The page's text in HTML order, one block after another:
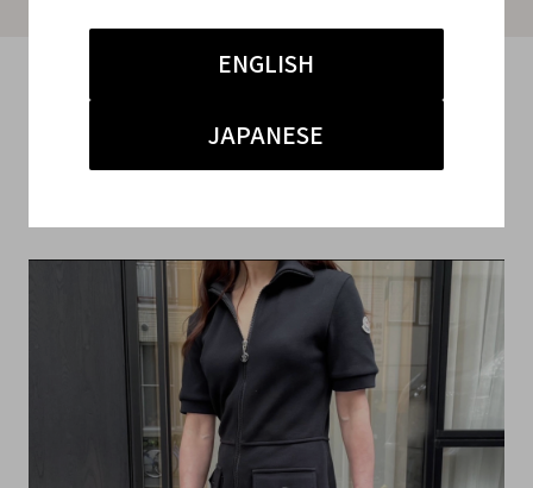
ENGLISH
JAPANESE
#麻布十番 ハイブランド